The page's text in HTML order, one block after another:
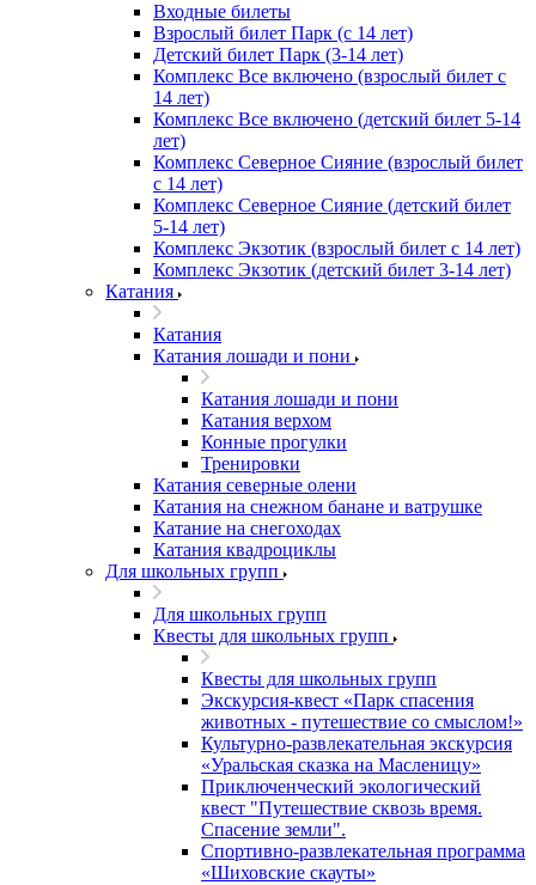
Входные билеты
Взрослый билет Парк (с 14 лет)
Детский билет Парк (3-14 лет)
Комплекс Все включено (взрослый билет с
14 лет)
Комплекс Все включено (детский билет 5-14
лет)
Комплекс Северное Сияние (взрослый билет
с 14 лет)
Комплекс Северное Сияние (детский билет
5-14 лет)
Комплекс Экзотик (взрослый билет с 14 лет)
Комплекс Экзотик (детский билет 3-14 лет)
Катания
Катания
Катания лошади и пони
Катания лошади и пони
Катания верхом
Конные прогулки
Тренировки
Катания северные олени
Катания на снежном банане и ватрушке
Катание на снегоходах
Катания квадроциклы
Для школьных групп
Для школьных групп
Квесты для школьных групп
Квесты для школьных групп
Экскурсия-квест «Парк спасения
животных - путешествие со смыслом!»
Культурно-развлекательная экскурсия
«Уральская сказка на Масленицу»
Приключенческий экологический
квест "Путешествие сквозь время.
Спасение земли".
Спортивно-развлекательная программа
«Шиховские скауты»